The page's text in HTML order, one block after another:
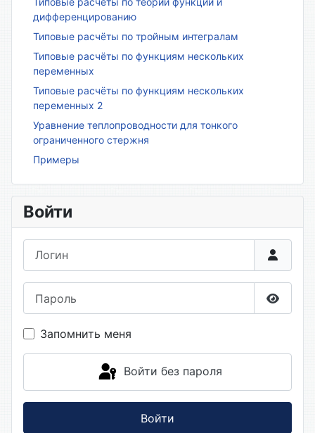
дифференцированию
Типовые расчёты по тройным интегралам
Типовые расчёты по функциям нескольких
переменных
Типовые расчёты по функциям нескольких
переменных 2
Уравнение теплопроводности для тонкого
ограниченного стержня
Примеры
Войти
Запомнить меня
Войти без пароля
Войти